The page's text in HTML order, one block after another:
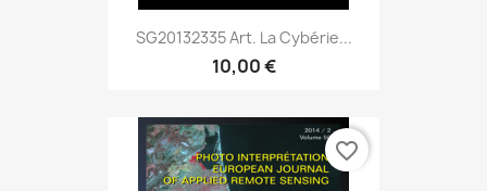
SG20132335 Art. La Cybérie...
10,00 €
favorite_border